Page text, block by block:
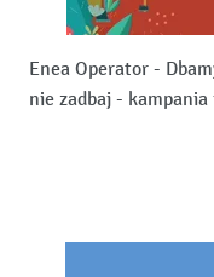
Enea Operator -
nie zadbaj -